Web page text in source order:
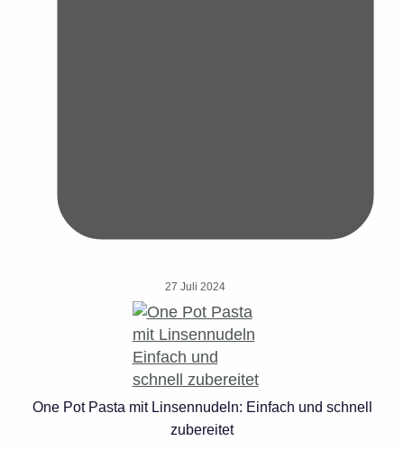
27 Juli 2024
One Pot Pasta mit Linsennudeln: Einfach und schnell
zubereitet